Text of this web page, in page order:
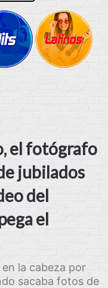
el fotógrafo
jubilados
del
el
la cabeza por
sacaba fotos de